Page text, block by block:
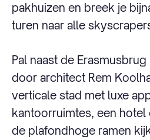
pakhuizen en breek je
turen naar alle
Pal naast de
door architect Rem
verticale stad met luxe
kantoorruimtes, een hotel
de plafondhoge ramen